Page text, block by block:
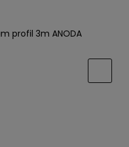
profil 3m ANODA